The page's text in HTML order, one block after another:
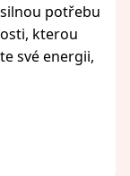
potřebu
kterou
své energii,